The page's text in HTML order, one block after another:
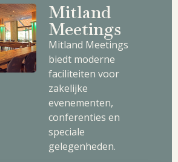
Mitland
Meetings
Mitland Meetings
biedt moderne
faciliteiten voor
zakelijke
evenementen,
conferenties en
speciale
gelegenheden.